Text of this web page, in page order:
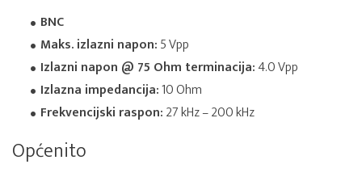
BNC
Maks. izlazni napon:5 Vpp
Izlazni napon @ 75 Ohm terminacija:4.0 Vpp
Izlazna impedancija:10 Ohm
Frekvencijski raspon:27 kHz – 200 kHz
Općenito